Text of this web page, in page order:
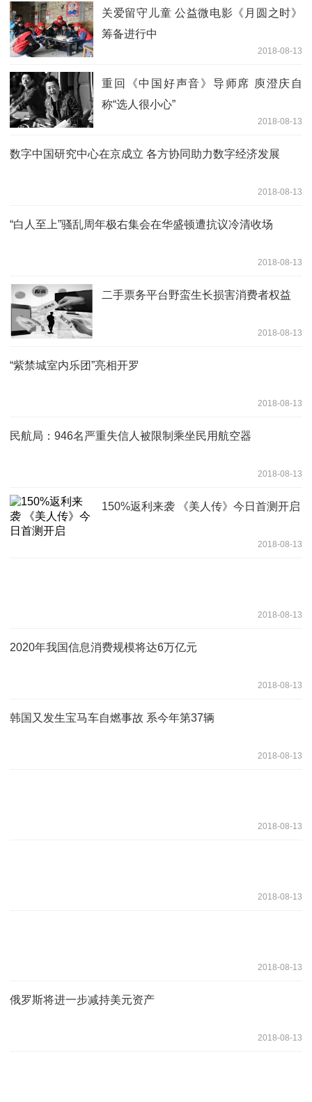
关爱留守儿童 公益微电影《月圆之时》
筹备进行中
2018-08-13
重回《中国好声音》导师席 庾澄庆自
称“选人很小心”
2018-08-13
数字中国研究中心在京成立 各方协同助力数字经济发展
2018-08-13
“白人至上”骚乱周年极右集会在华盛顿遭抗议冷清收场
2018-08-13
二手票务平台野蛮生长损害消费者权益
2018-08-13
“紫禁城室内乐团”亮相开罗
2018-08-13
民航局：946名严重失信人被限制乘坐民用航空器
2018-08-13
150%返利来袭 《美人传》今日首测开启
2018-08-13
2018-08-13
2020年我国信息消费规模将达6万亿元
2018-08-13
韩国又发生宝马车自燃事故 系今年第37辆
2018-08-13
2018-08-13
2018-08-13
2018-08-13
俄罗斯将进一步减持美元资产
2018-08-13